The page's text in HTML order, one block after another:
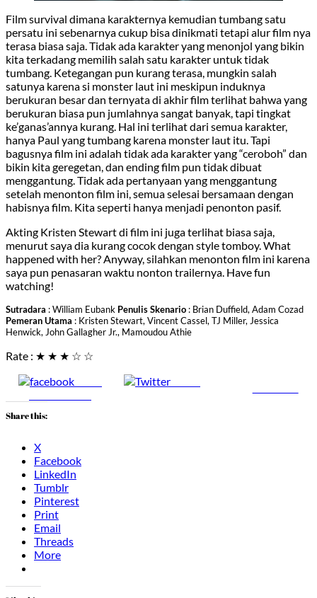
Film survival dimana karakternya kemudian tumbang satu
persatu ini sebenarnya cukup bisa dinikmati tetapi alur film nya
terasa biasa saja. Tidak ada karakter yang menonjol yang bikin
kita terkadang memilih salah satu karakter untuk tidak
tumbang. Ketegangan pun kurang terasa, mungkin salah
satunya karena si monster laut ini meskipun induknya
berukuran besar dan ternyata di akhir film terlihat bahwa yang
berukuran biasa pun jumlahnya sangat banyak, tapi tingkat
ke’ganas’annya kurang. Hal ini terlihat dari semua karakter,
hanya Paul yang tumbang karena monster laut itu. Tapi
bagusnya film ini adalah tidak ada karakter yang “ceroboh” dan
bikin kita geregetan, dan ending film pun tidak dibuat
menggantung. Tidak ada pertanyaan yang menggantung
setelah menonton film ini, semua selesai bersamaan dengan
habisnya film. Kita seperti hanya menjadi penonton pasif.
Akting Kristen Stewart di film ini juga terlihat biasa saja,
menurut saya dia kurang cocok dengan style tomboy. What
happened with her? Anyway, silahkan menonton film ini karena
saya pun penasaran waktu nonton trailernya. Have fun
watching!
Sutradara : William Eubank Penulis Skenario : Brian Duffield, Adam Cozad
Pemeran Utama : Kristen Stewart, Vincent Cassel, TJ Miller, Jessica
Henwick, John Gallagher Jr., Mamoudou Athie
Rate : ★ ★ ★ ☆ ☆
Share this:
X
Facebook
LinkedIn
Tumblr
Pinterest
Print
Email
Threads
More